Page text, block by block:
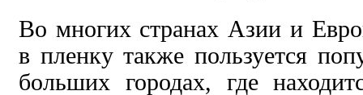
Во многих странах Азии и
в пленку также пользуется
больших городах, где